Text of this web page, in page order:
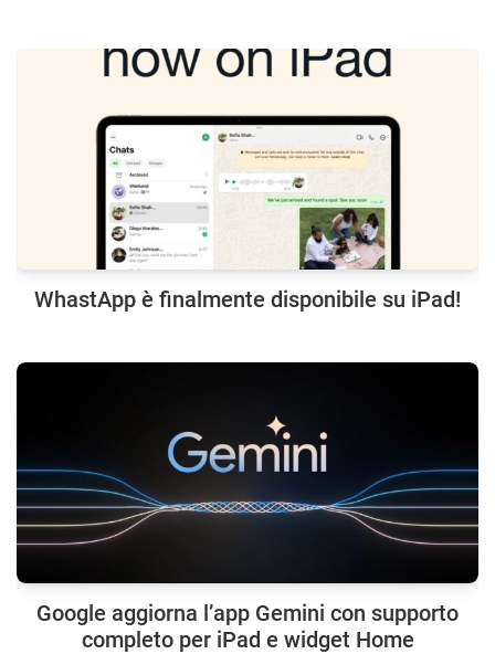
WhastApp è finalmente disponibile su iPad!
Google aggiorna l’app Gemini con supporto
completo per iPad e widget Home